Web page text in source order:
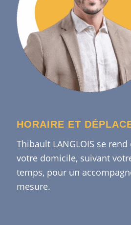
HORAIRE ET
Thibault LANGLOIS se
votre domicile, suivant
temps, pour un
mesure.